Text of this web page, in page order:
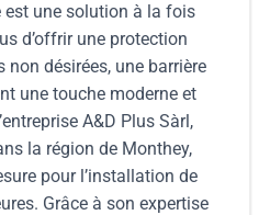
est une solution à la fois
d’offrir une protection
désirées, une barrière
une touche moderne et
A&D Plus Sàrl,
la région de Monthey,
pour l’installation de
Grâce à son expertise